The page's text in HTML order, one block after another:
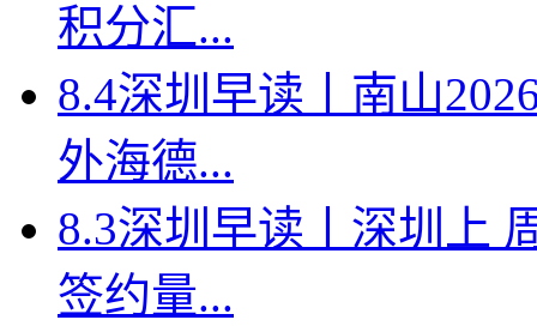
积分汇...
8.4深圳早读丨南山
外海德...
8.3深圳早读丨深圳上
签约量...